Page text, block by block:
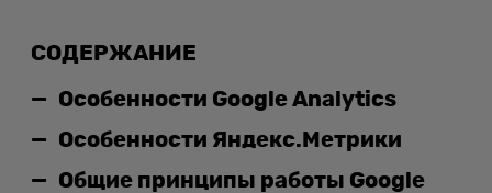
СОДЕРЖАНИЕ
Особенности Google Analytics
Особенности Яндекс.Метрики
Общие принципы работы Google